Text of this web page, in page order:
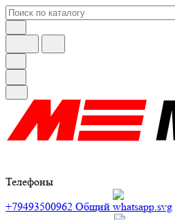
Телефоны
+79493500962 Общий